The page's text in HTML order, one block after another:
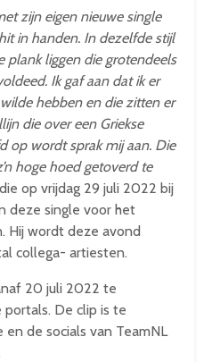
zijn eigen nieuwe single
in handen. In dezelfde stijl
plank liggen die grotendeels
Ik gaf aan dat ik er
hebben en die zitten er
die over een Griekse
op wordt sprak mij aan. Die
hoge hoed getoverd te
op vrijdag 29 juli 2022 bij
deze single voor het
Hij wordt deze avond
collega- artiesten.
20 juli 2022 te
De clip is te
de socials van TeamNL